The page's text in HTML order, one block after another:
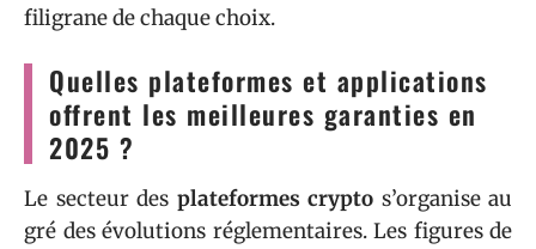
filigrane de chaque choix.
Quelles plateformes et applications
offrent les meilleures garanties en
2025 ?
Le secteur des plateformes crypto s’organise au
gré des évolutions réglementaires. Les figures de